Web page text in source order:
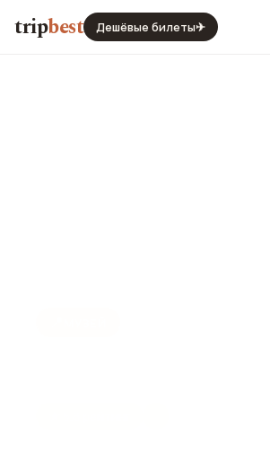
tripbest Дешёвые билеты✈